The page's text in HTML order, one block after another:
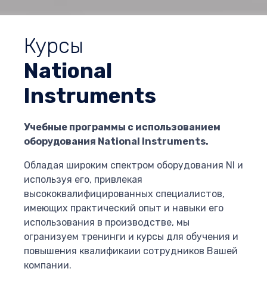
Курсы
National
Instruments
Учебные программы с использованием
оборудования National Instruments.
Обладая широким спектром оборудования NI и
используя его, привлекая
высококвалифицированных специалистов,
имеющих практический опыт и навыки его
использования в производстве, мы
огранизуем тренинги и курсы для обучения и
повышения квалификаии сотрудников Вашей
компании.